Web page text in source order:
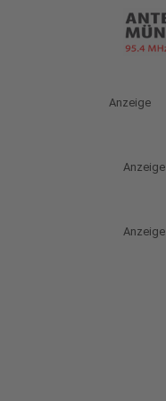
Anzeige
Anzeige
Anzeige